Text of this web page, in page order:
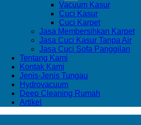
Vacuum Kasur
Cuci Kasur
Cuci Karpet
Jasa Membersihkan Karpet
Jasa Cuci Kasur Tanpa Air
Jasa Cuci Sofa Panggilan
Tentang Kami
Kontak Kami
Jenis-Jenis Tungau
Hydrovacuum
Deep Cleaning Rumah
Artikel